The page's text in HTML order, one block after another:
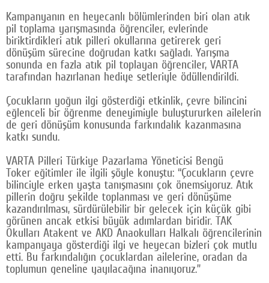
Kampanyanın en heyecanlı bölümlerinden biri olan atık
pil toplama yarışmasında öğrenciler, evlerinde
biriktirdikleri atık pilleri okullarına getirerek geri
dönüşüm sürecine doğrudan katkı sağladı. Yarışma
sonunda en fazla atık pil toplayan öğrenciler, VARTA
tarafından hazırlanan hediye setleriyle ödüllendirildi.
Çocukların yoğun ilgi gösterdiği etkinlik, çevre bilincini
eğlenceli bir öğrenme deneyimiyle buluştururken ailelerin
de geri dönüşüm konusunda farkındalık kazanmasına
katkı sundu.
VARTA Pilleri Türkiye Pazarlama Yöneticisi Bengü
Toker eğitimler ile ilgili şöyle konuştu: “Çocukların çevre
bilinciyle erken yaşta tanışmasını çok önemsiyoruz. Atık
pillerin doğru şekilde toplanması ve geri dönüşüme
kazandırılması, sürdürülebilir bir gelecek için küçük gibi
görünen ancak etkisi büyük adımlardan biridir. TAK
Okulları Atakent ve AKD Anaokulları Halkalı öğrencilerinin
kampanyaya gösterdiği ilgi ve heyecan bizleri çok mutlu
etti. Bu farkındalığın çocuklardan ailelerine, oradan da
toplumun geneline yayılacağına inanıyoruz.”